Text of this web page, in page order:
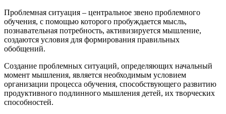
Проблемная ситуация – центральное звено проблемного
обучения, с помощью которого пробуждается мысль,
познавательная потребность, активизируется мышление,
создаются условия для формирования правильных
обобщений.
Создание проблемных ситуаций, определяющих начальный
момент мышления, является необходимым условием
организации процесса обучения, способствующего развитию
продуктивного подлинного мышления детей, их творческих
способностей.